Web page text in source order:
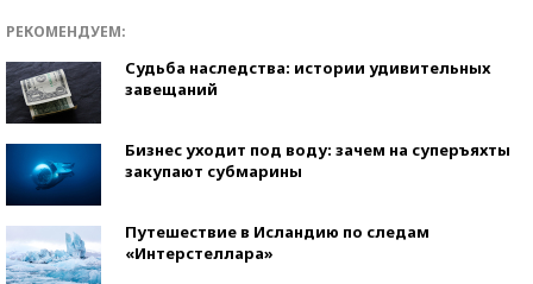
РЕКОМЕНДУЕМ:
Судьба наследства: истории удивительных
завещаний
Бизнес уходит под воду: зачем на суперъяхты
закупают субмарины
Путешествие в Исландию по следам
«Интерстеллара»